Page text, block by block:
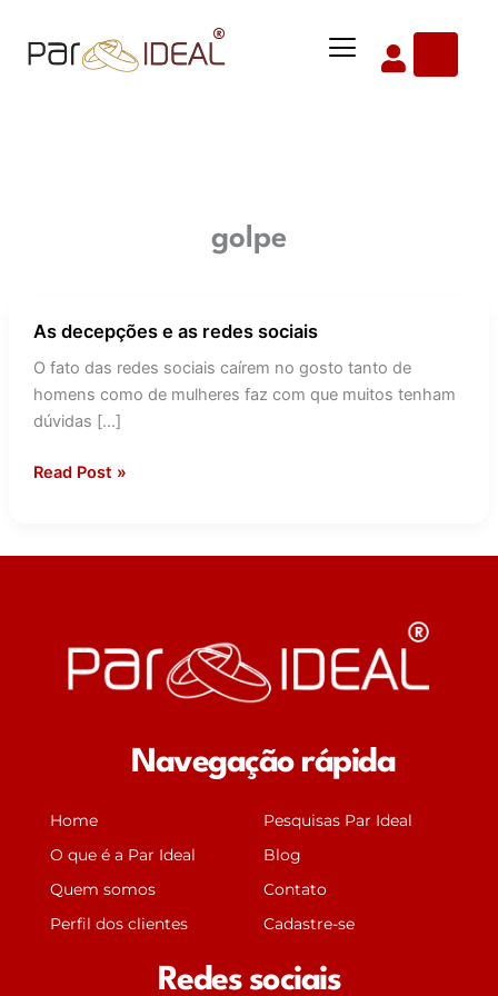
para
Menu
golpe
As decepções e as redes sociais
O fato das redes sociais caírem no gosto tanto de
homens como de mulheres faz com que muitos tenham
dúvidas […]
As
decepções
e
as
sociais
Read Post »
Navegação rápida
Home
O que é a Par Ideal
Quem somos
Perfil dos clientes
Pesquisas Par Ideal
Blog
Contato
Cadastre-se
Redes sociais